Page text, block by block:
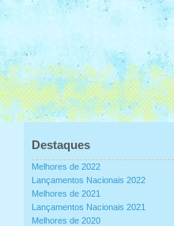
Destaques
Melhores de 2022
Lançamentos Nacionais 2022
Melhores de 2021
Lançamentos Nacionais 2021
Melhores de 2020